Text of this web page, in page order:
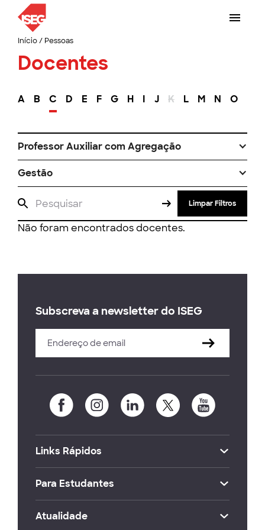
Início/ Pessoas
Docentes
A B C D E F G H I J K L M N O
Professor Auxiliar com Agregação
Gestão
Limpar Filtros
Não foram encontrados docentes.
Subscreva a newsletter do ISEG
Links Rápidos
Para Estudantes
Atualidade